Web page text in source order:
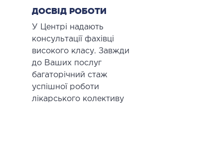
ТА ЕКСТРАКЦІЙНА
і гемосорбція
ДОСВІД РОБОТИ
У Центрі надають
консультації фахівці
високого класу. Завжди
до Ваших послуг
багаторічний стаж
успішної роботи
лікарського колективу